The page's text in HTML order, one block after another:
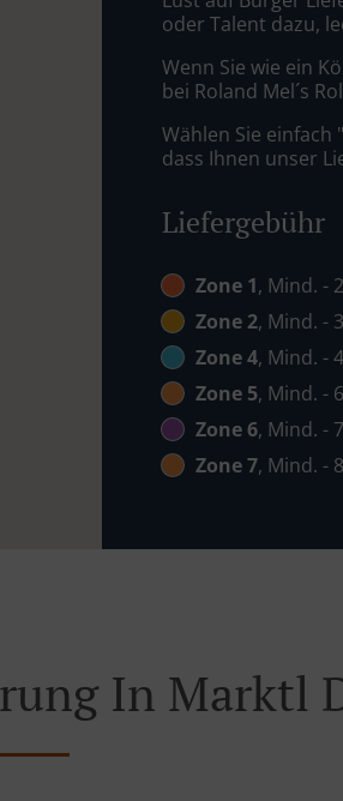
oder Talent dazu,
Wenn Sie wie ein
bei Roland Mel´s
Wählen Sie
dass Ihnen unser
Liefergebühr
Zone 1, Mind. -
Zone 2, Mind. -
Zone 4, Mind. -
Zone 5, Mind. -
Zone 6, Mind. -
Zone 7, Mind. -
In Marktl